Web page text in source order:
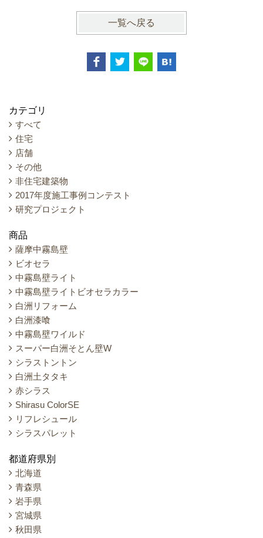
一覧へ戻る
カテゴリ
すべて
住宅
店舗
その他
非住宅建築物
2017年度施工事例コンテスト
研究プロジェクト
商品
薩摩中霧島壁
ビオセラ
中霧島壁ライト
中霧島壁ライトビオセラカラー
白洲リフォーム
白洲漆喰
中霧島壁ワイルド
スーパー白洲そとん壁W
シラストントン
白洲土タタキ
赤シラス
Shirasu ColorSE
リフレシュール
シラスパレット
都道府県別
北海道
青森県
岩手県
宮城県
秋田県